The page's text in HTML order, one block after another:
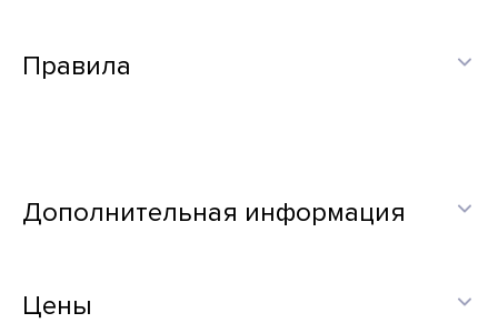
Правила
Дополнительная информация
Цены